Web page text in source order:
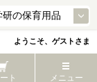
ようこそ、ゲストさま
ト メニュー